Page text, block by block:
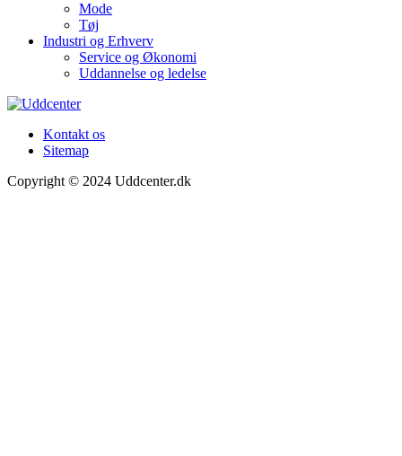
Mode
Tøj
Industri og Erhverv
Service og Økonomi
Uddannelse og ledelse
Kontakt os
Sitemap
Copyright © 2024 Uddcenter.dk